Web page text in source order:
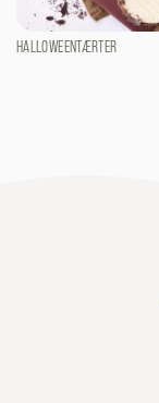
HALLOWEENTÆRTER